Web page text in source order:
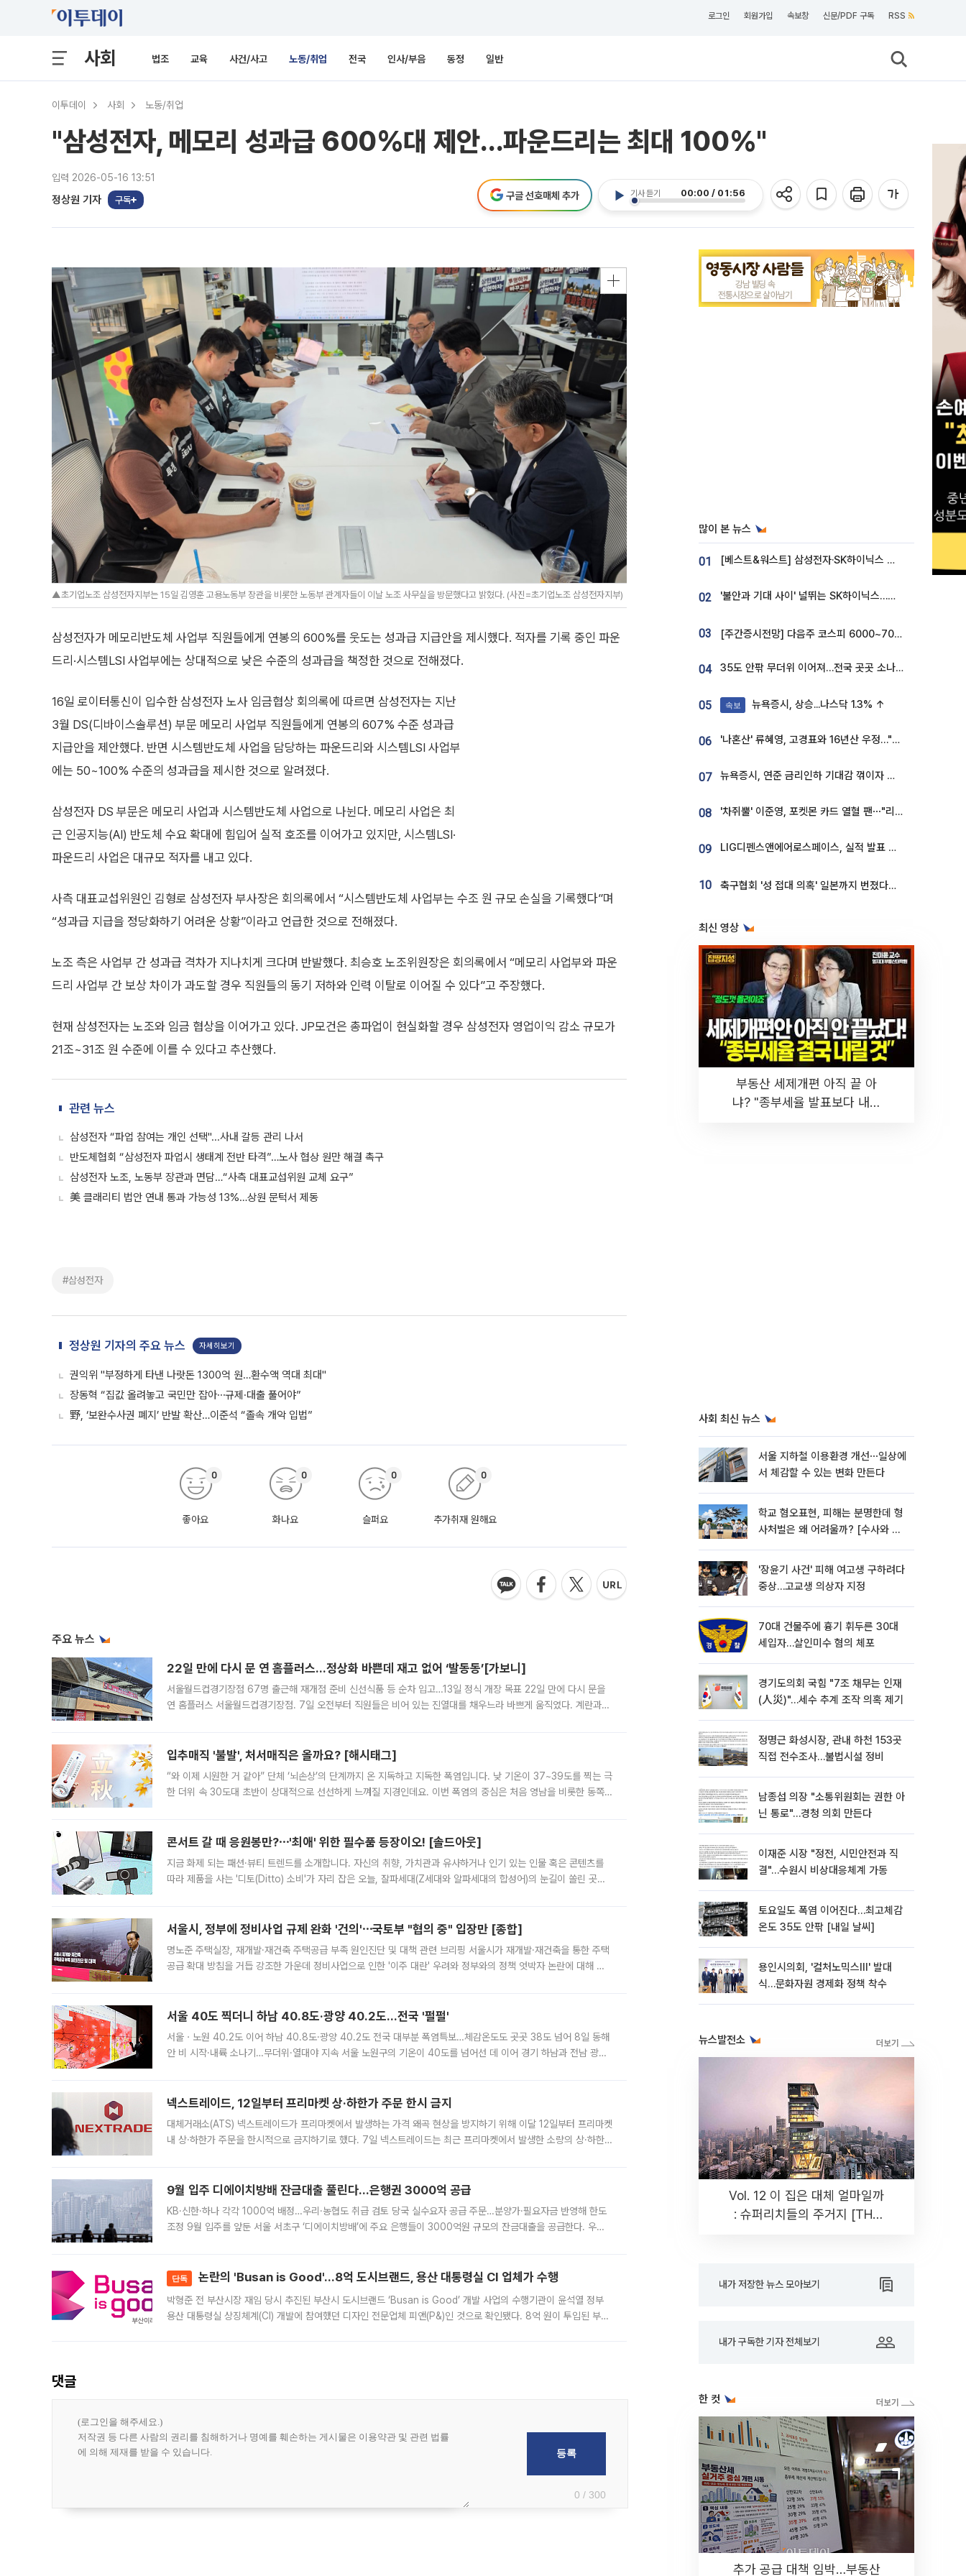
로그인 회원가입 속보창 신문/PDF 구독 RSS
사회 법조 교육 사건/사고 노동/취업 전국 인사/부음 동정 일반
이투데이 사회 노동/취업
"삼성전자, 메모리 성과급 600%대 제안…파운드리는 최대 100%"
입력 2026-05-16 13:51
정상원 기자 구독
기사 듣기 00:00 / 01:56
구글 선호매체 추가
▲초기업노조 삼성전자지부는 15일 김영훈 고용노동부 장관을 비롯한 노동부 관계자들이 이날 노조 사무실을 방문했다고 밝혔다. (사진=초기업노조 삼성전자지부)
삼성전자가 메모리반도체 사업부 직원들에게 연봉의 600%를 웃도는 성과급 지급안을 제시했다. 적자를 기록 중인 파운
드리·시스템LSI 사업부에는 상대적으로 낮은 수준의 성과급을 책정한 것으로 전해졌다.
16일 로이터통신이 입수한 삼성전자 노사 임금협상 회의록에 따르면 삼성전자는 지난
3월 DS(디바이스솔루션) 부문 메모리 사업부 직원들에게 연봉의 607% 수준 성과급
지급안을 제안했다. 반면 시스템반도체 사업을 담당하는 파운드리와 시스템LSI 사업부
에는 50~100% 수준의 성과급을 제시한 것으로 알려졌다.
삼성전자 DS 부문은 메모리 사업과 시스템반도체 사업으로 나뉜다. 메모리 사업은 최
근 인공지능(AI) 반도체 수요 확대에 힘입어 실적 호조를 이어가고 있지만, 시스템LSI·
파운드리 사업은 대규모 적자를 내고 있다.
사측 대표교섭위원인 김형로 삼성전자 부사장은 회의록에서 “시스템반도체 사업부는 수조 원 규모 손실을 기록했다”며
“성과급 지급을 정당화하기 어려운 상황”이라고 언급한 것으로 전해졌다.
노조 측은 사업부 간 성과급 격차가 지나치게 크다며 반발했다. 최승호 노조위원장은 회의록에서 “메모리 사업부와 파운
드리 사업부 간 보상 차이가 과도할 경우 직원들의 동기 저하와 인력 이탈로 이어질 수 있다”고 주장했다.
현재 삼성전자는 노조와 임금 협상을 이어가고 있다. JP모건은 총파업이 현실화할 경우 삼성전자 영업이익 감소 규모가
21조~31조 원 수준에 이를 수 있다고 추산했다.
관련 뉴스
삼성전자 “파업 참여는 개인 선택"...사내 갈등 관리 나서
반도체협회 “삼성전자 파업시 생태계 전반 타격”…노사 협상 원만 해결 촉구
삼성전자 노조, 노동부 장관과 면담…“사측 대표교섭위원 교체 요구”
美 클래리티 법안 연내 통과 가능성 13%…상원 문턱서 제동
#삼성전자
정상원 기자의 주요 뉴스 자세히보기
권익위 "부정하게 타낸 나랏돈 1300억 원…환수액 역대 최대"
장동혁 “집값 올려놓고 국민만 잡아⋯규제·대출 풀어야”
野, ‘보완수사권 폐지’ 반발 확산…이준석 “졸속 개악 입법”
좋아요
0
화나요
0
슬퍼요
0
추가취재 원해요
0
주요 뉴스
22일 만에 다시 문 연 홈플러스…정상화 바쁜데 재고 없어 ‘발동동’[가보니]
서울월드컵경기장점 67명 출근해 재개점 준비 신선식품 등 순차 입고…13일 정식 개장 목표 22일 만에 다시 문을
연 홈플러스 서울월드컵경기장점. 7일 오전부터 직원들은 비어 있는 진열대를 채우느라 바쁘게 움직였다. 계란과
입추매직 '불발', 처서매직은 올까요? [해시태그]
“와 이제 시원한 거 같아” 단체 ‘뇌손상’의 단계까지 온 지독하고 지독한 폭염입니다. 낮 기온이 37~39도를 찍는 극
한 더위 속 30도대 초반이 상대적으로 선선하게 느껴질 지경인데요. 이번 폭염의 중심은 처음 영남을 비롯한 동쪽
콘서트 갈 때 응원봉만?⋯'최애' 위한 필수품 등장이오! [솔드아웃]
지금 화제 되는 패션·뷰티 트렌드를 소개합니다. 자신의 취향, 가치관과 유사하거나 인기 있는 인물 혹은 콘텐츠를
따라 제품을 사는 '디토(Ditto) 소비'가 자리 잡은 오늘, 잘파세대(Z세대와 알파세대의 합성어)의 눈길이 쏠린 곳은
서울시, 정부에 정비사업 규제 완화 '건의'⋯국토부 "협의 중" 입장만 [종합]
명노준 주택실장, 재개발·재건축 주택공급 부족 원인진단 및 대책 관련 브리핑 서울시가 재개발·재건축을 통한 주택
공급 확대 방침을 거듭 강조한 가운데 정비사업으로 인한 '이주 대란' 우려와 정부와의 정책 엇박자 논란에 대해 정
서울 40도 찍더니 하남 40.8도·광양 40.2도…전국 '펄펄'
서울ㆍ노원 40.2도 이어 하남 40.8도·광양 40.2도 전국 대부분 폭염특보…체감온도도 곳곳 38도 넘어 8일 동해
안 비 시작·내륙 소나기…무더위·열대야 지속 서울 노원구의 기온이 40도를 넘어선 데 이어 경기 하남과 전남 광양
넥스트레이드, 12일부터 프리마켓 상·하한가 주문 한시 금지
대체거래소(ATS) 넥스트레이드가 프리마켓에서 발생하는 가격 왜곡 현상을 방지하기 위해 이달 12일부터 프리마켓
내 상·하한가 주문을 한시적으로 금지하기로 했다. 7일 넥스트레이드는 최근 프리마켓에서 발생한 소량의 상·하한
9월 입주 디에이치방배 잔금대출 풀린다…은행권 3000억 공급
KB·신한·하나 각각 1000억 배정…우리·농협도 취급 검토 당국 실수요자 공급 주문…분양가·필요자금 반영해 한도
조정 9월 입주를 앞둔 서울 서초구 ‘디에이치방배’에 주요 은행들이 3000억원 규모의 잔금대출을 공급한다. 우리
단독 논란의 'Busan is Good'…8억 도시브랜드, 용산 대통령실 CI 업체가 수행
박형준 전 부산시장 재임 당시 추진된 부산시 도시브랜드 ‘Busan is Good’ 개발 사업의 수행기관이 윤석열 정부
용산 대통령실 상징체계(CI) 개발에 참여했던 디자인 전문업체 피앤(P&)인 것으로 확인됐다. 8억 원이 투입된 부산
댓글
0 / 300
많이 본 뉴스
01 [베스트&워스트] 삼성전자·SK하이닉스 밀린 한 주…상상인증권은 85% 급등
02 '불안과 기대 사이' 널뛰는 SK하이닉스…증권가 "HBM4·LTA 기반 펀터멘털 견고"
03 [주간증시전망] 다음주 코스피 6000~7000⋯“外人 수급은 정책이 변수”
04 35도 안팎 무더위 이어져…전국 곳곳 소나기 [오늘 날씨]
05 속보 뉴욕증시, 상승...나스닥 1.3% ↑
06 '나혼산' 류혜영, 고경표와 16년산 우정…"자취방서 부모님과 마주쳐"
07 뉴욕증시, 연준 금리인하 기대감 꺾이자 상승...S&P500 사상 최고치 [종합]
08 '차쥐뿔' 이준영, 포켓몬 카드 열혈 팬⋯"리셀러 처단할 것"
09 LIG디펜스앤에어로스페이스, 실적 발표 후 급락→반등⋯증권가 “28년까지 튼튼”
10 축구협회 '성 접대 의혹' 일본까지 번졌다…日 심판 실명 공개
최신 영상
부동산 세제개편 아직 끝 아
냐? "종부세율 발표보다 내릴
사회 최신 뉴스
서울 지하철 이용환경 개선⋯일상에
서 체감할 수 있는 변화 만든다
학교 혐오표현, 피해는 분명한데 형
사처벌은 왜 어려울까? [수사와 재
'장윤기 사건' 피해 여고생 구하려다
중상…고교생 의상자 지정
70대 건물주에 흉기 휘두른 30대
세입자…살인미수 혐의 체포
경기도의회 국힘 "7조 채무는 인재
(人災)"…세수 추계 조작 의혹 제기
정명근 화성시장, 관내 하천 153곳
직접 전수조사…불법시설 정비
남종섭 의장 "소통위원회는 권한 아
닌 통로"…경청 의회 만든다
이재준 시장 "정전, 시민안전과 직
결"…수원시 비상대응체계 가동
토요일도 폭염 이어진다…최고체감
온도 35도 안팎 [내일 날씨]
용인시의회, '컬처노믹스Ⅲ' 발대
식…문화자원 경제화 정책 착수
뉴스발전소
Vol. 12 이 집은 대체 얼마일까
: 슈퍼리치들의 주거지 [THE
내가 저장한 뉴스 모아보기
내가 구독한 기자 전체보기
한 컷
추가 공급 대책 임박…부동산